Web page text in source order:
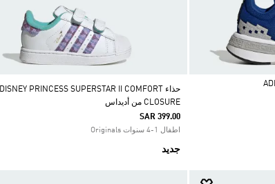
حذاء DISNEY PRINCESS SUPERSTAR II COMFORT
CLOSURE من أديداس
SAR 399.00
اطفال 1-4 سنوات Originals
جديد